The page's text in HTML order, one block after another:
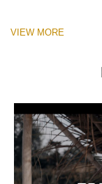
VIEW MORE